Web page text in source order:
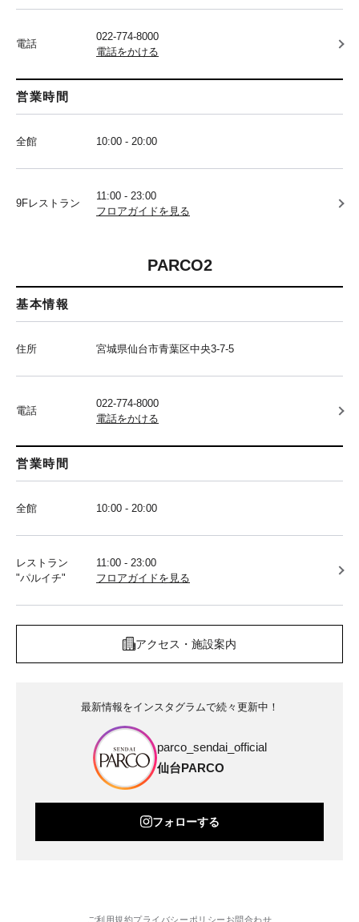
電話
022-774-8000
電話をかける
営業時間
全館 10:00 - 20:00
9Fレストラン
11:00 - 23:00
フロアガイドを見る
PARCO2
基本情報
住所 宮城県仙台市青葉区中央3-7-5
電話
022-774-8000
電話をかける
営業時間
全館 10:00 - 20:00
レストラン
"パルイチ"
11:00 - 23:00
フロアガイドを見る
アクセス・施設案内
最新情報をインスタグラムで続々更新中！
parco_sendai_official
仙台PARCO
フォローする
ご利用規約プライバシーポリシー お問合わせ